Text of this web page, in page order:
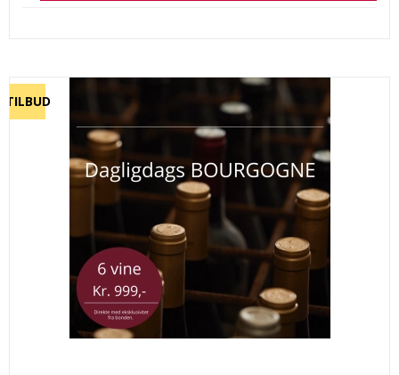
TILBUD